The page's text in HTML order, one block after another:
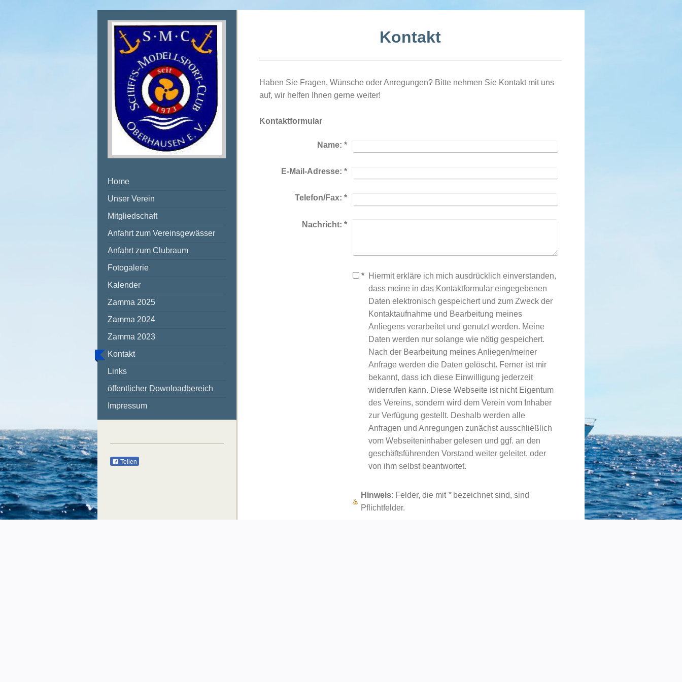
Home
Unser Verein
Mitgliedschaft
Anfahrt zum Vereinsgewässer
Anfahrt zum Clubraum
Fotogalerie
Kalender
Zamma 2025
Zamma 2024
Zamma 2023
Kontakt
Links
öffentlicher Downloadbereich
Impressum
Teilen
Kontakt
Haben Sie Fragen, Wünsche oder Anregungen? Bitte nehmen Sie Kontakt mit uns
auf, wir helfen Ihnen gerne weiter!
Kontaktformular
Name: *
E-Mail-Adresse: *
Telefon/Fax: *
Nachricht: *
* Hiermit erkläre ich mich ausdrücklich einverstanden,
dass meine in das Kontaktformular eingegebenen
Daten elektronisch gespeichert und zum Zweck der
Kontaktaufnahme und Bearbeitung meines
Anliegens verarbeitet und genutzt werden. Meine
Daten werden nur solange wie nötig gespeichert.
Nach der Bearbeitung meines Anliegen/meiner
Anfrage werden die Daten gelöscht. Ferner ist mir
bekannt, dass ich diese Einwilligung jederzeit
widerrufen kann. Diese Webseite ist nicht Eigentum
des Vereins, sondern wird dem Verein vom Inhaber
zur Verfügung gestellt. Deshalb werden alle
Anfragen und Anregungen zunächst ausschließlich
vom Webseiteninhaber gelesen und ggf. an den
geschäftsführenden Vorstand weiter geleitet, oder
von ihm selbst beantwortet.
Hinweis : Felder, die mit *bezeichnet sind, sind
Pflichtfelder.